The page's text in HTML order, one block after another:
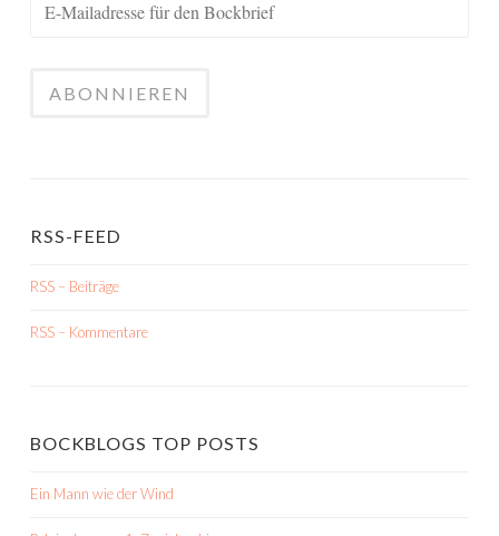
RSS-FEED
RSS – Beiträge
RSS – Kommentare
BOCKBLOGS TOP POSTS
Ein Mann wie der Wind